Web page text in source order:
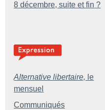
8 décembre, suite et fin ?
Alternative libertaire, le
mensuel
Communiqués